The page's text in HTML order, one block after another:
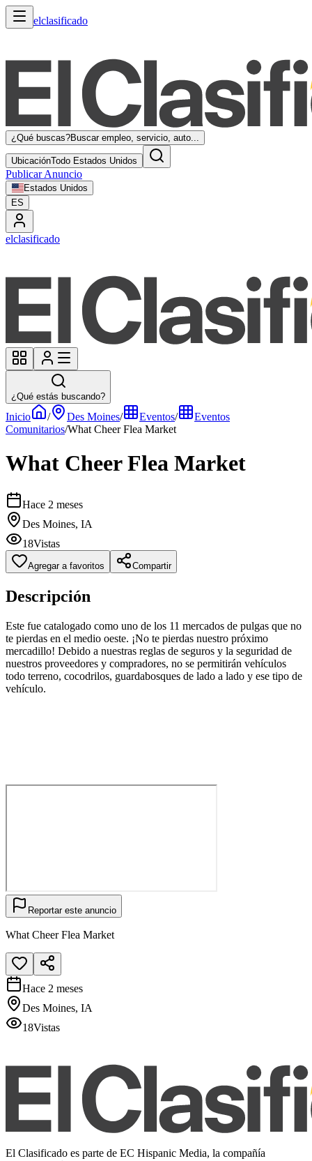
elclasificado
¿Qué buscas?Buscar empleo, servicio, auto...
UbicaciónTodo Estados Unidos
Publicar Anuncio
Estados Unidos
ES
elclasificado
¿Qué estás buscando?
Inicio / Des Moines/ Eventos/
Eventos
Comunitarios/What Cheer Flea Market
What Cheer Flea Market
Hace 2 meses
Des Moines, IA
18Vistas
Agregar a favoritos Compartir
Descripción
Este fue catalogado como uno de los 11 mercados de pulgas que no
te pierdas en el medio oeste. ¡No te pierdas nuestro próximo
mercadillo! Debido a nuestras reglas de seguros y la seguridad de
nuestros proveedores y compradores, no se permitirán vehículos
todo terreno, cocodrilos, guardabosques de lado a lado y ese tipo de
vehículo.
Reportar este anuncio
What Cheer Flea Market
Hace 2 meses
Des Moines, IA
18Vistas
El Clasificado es parte de EC Hispanic Media, la compañía